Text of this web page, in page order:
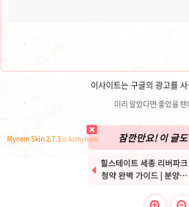
이사이트는 구글의 광고를
미리 알았다면 좋았을 텐
Mynem Skin 2.7.3© Armynem 잠깐만요! 이 글
 힐스테이트 세종 리버파크
청약 완벽 가이드 | 분양가